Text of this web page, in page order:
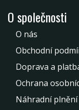
O společnosti
O nás
Obchodní
Doprava a
Ochrana
Náhradní plnění